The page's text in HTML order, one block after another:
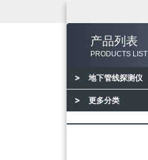
产品列表
PRODUCTS LIST
地下管线探测仪
更多分类